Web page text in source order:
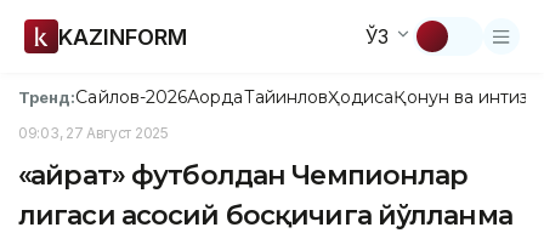
KAZINFORM ЎЗ
Тренд:Сайлов-2026АқордаТайинловҲодисаҚонун ва
09:03, 27 Август 2025
«Қайрат» футболдан Чемпионлар
лигаси асосий босқичига йўлланма